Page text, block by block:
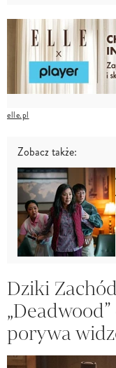
elle.pl
Zobacz także:
Dziki
porywa